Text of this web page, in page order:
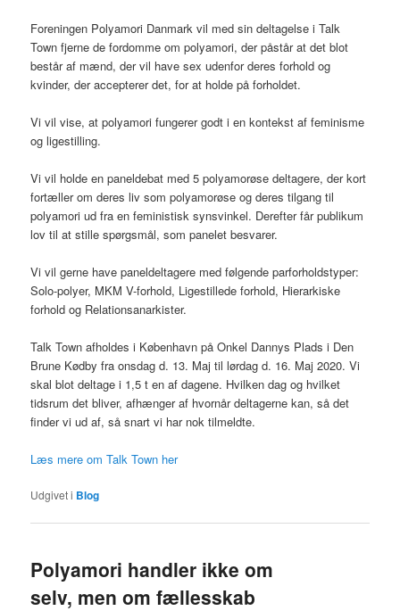
Foreningen Polyamori Danmark vil med sin deltagelse i Talk
Town fjerne de fordomme om polyamori, der påstår at det blot
består af mænd, der vil have sex udenfor deres forhold og
kvinder, der accepterer det, for at holde på forholdet.
Vi vil vise, at polyamori fungerer godt i en kontekst af feminisme
og ligestilling.
Vi vil holde en paneldebat med 5 polyamorøse deltagere, der kort
fortæller om deres liv som polyamorøse og deres tilgang til
polyamori ud fra en feministisk synsvinkel. Derefter får publikum
lov til at stille spørgsmål, som panelet besvarer.
Vi vil gerne have paneldeltagere med følgende parforholdstyper:
Solo-polyer, MKM V-forhold, Ligestillede forhold, Hierarkiske
forhold og Relationsanarkister.
Talk Town afholdes i København på Onkel Dannys Plads i Den
Brune Kødby fra onsdag d. 13. Maj til lørdag d. 16. Maj 2020. Vi
skal blot deltage i 1,5 t en af dagene. Hvilken dag og hvilket
tidsrum det bliver, afhænger af hvornår deltagerne kan, så det
finder vi ud af, så snart vi har nok tilmeldte.
Læs mere om Talk Town her
Udgivet i Blog
Polyamori handler ikke om
selv, men om fællesskab